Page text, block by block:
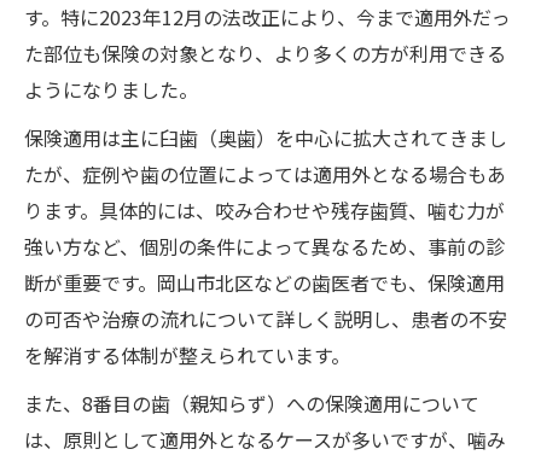
す。特に2023年12月の法改正により、今まで適用外だっ
た部位も保険の対象となり、より多くの方が利用できる
ようになりました。
保険適用は主に臼歯（奥歯）を中心に拡大されてきまし
たが、症例や歯の位置によっては適用外となる場合もあ
ります。具体的には、咬み合わせや残存歯質、噛む力が
強い方など、個別の条件によって異なるため、事前の診
断が重要です。岡山市北区などの歯医者でも、保険適用
の可否や治療の流れについて詳しく説明し、患者の不安
を解消する体制が整えられています。
また、8番目の歯（親知らず）への保険適用について
は、原則として適用外となるケースが多いですが、噛み